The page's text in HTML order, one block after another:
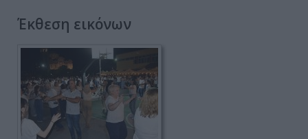
Έκθεση εικόνων